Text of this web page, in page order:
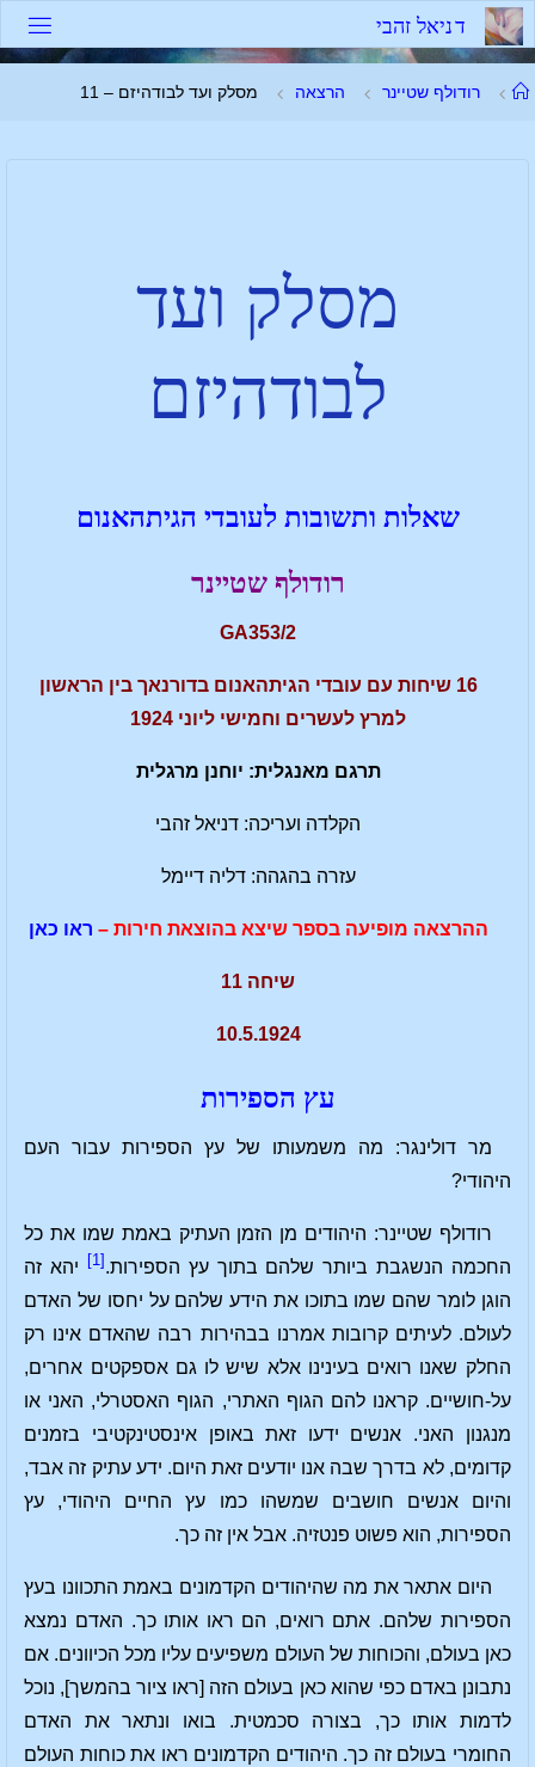
דניאל זהבי
רודולף שטיינר הרצאה מסלק ועד לבודהיזם – 11
מסלק ועד
לבודהיזם
שאלות ותשובות לעובדי הגיתהאנום
רודולף שטיינר
GA353/2
16 שיחות עם עובדי הגיתהאנום בדורנאך בין הראשון
למרץ לעשרים וחמישי ליוני 1924
תרגם מאנגלית: יוחנן מרגלית
הקלדה ועריכה: דניאל זהבי
עזרה בהגהה: דליה דיימל
ההרצאה מופיעה בספר שיצא בהוצאת חירות – ראו כאן
שיחה 11
10.5.1924
עץ הספירות
מר דולינגר: מה משמעותו של עץ הספירות עבור העם
היהודי?
רודולף שטיינר: היהודים מן הזמן העתיק באמת שמו את כל
החכמה הנשגבת ביותר שלהם בתוך עץ הספירות. [1]
יהא זה
הוגן לומר שהם שמו בתוכו את הידע שלהם על יחסו של האדם
לעולם. לעיתים קרובות אמרנו בבהירות רבה שהאדם אינו רק
החלק שאנו רואים בעינינו אלא שיש לו גם אספקטים אחרים,
על-חושיים. קראנו להם הגוף האתרי, הגוף האסטרלי, האני או
מנגנון האני. אנשים ידעו זאת באופן אינסטינקטיבי בזמנים
קדומים, לא בדרך שבה אנו יודעים זאת היום. ידע עתיק זה אבד,
והיום אנשים חושבים שמשהו כמו עץ החיים היהודי, עץ
הספירות, הוא פשוט פנטזיה. אבל אין זה כך.
היום אתאר את מה שהיהודים הקדמונים באמת התכוונו בעץ
הספירות שלהם. אתם רואים, הם ראו אותו כך. האדם נמצא
כאן בעולם, והכוחות של העולם משפיעים עליו מכל הכיוונים. אם
נתבונן באדם כפי שהוא כאן בעולם הזה [ראו ציור בהמשך], נוכל
לדמות אותו כך, בצורה סכמטית. בואו ונתאר את האדם
החומרי בעולם זה כך. היהודים הקדמונים ראו את כוחות העולם